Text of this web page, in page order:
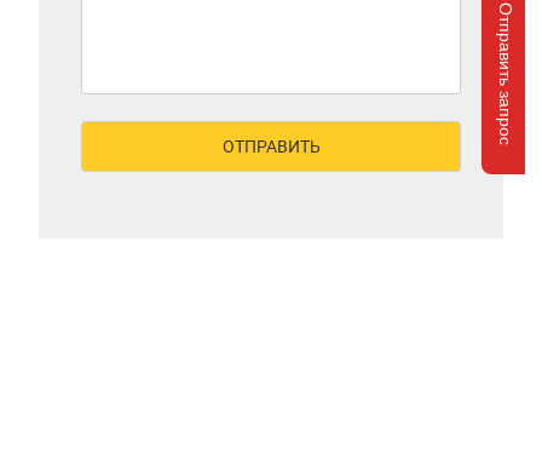
Отправить запрос